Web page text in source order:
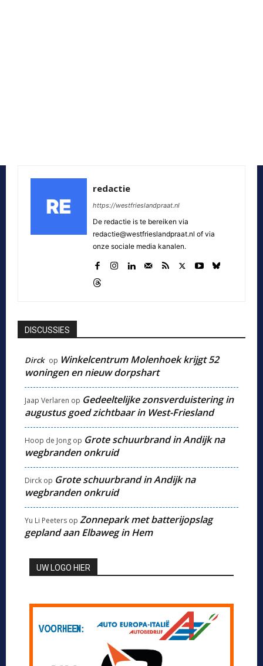
redactie
https://westfrieslandpraat.nl
De redactie is te bereiken via
redactie@westfrieslandpraat.nl of via
onze sociale media kanalen.
DISCUSSIES
Dirck op Winkelcentrum Molenhoek krijgt 52
woningen en nieuw dorpshart
Jaap Verlaren op Gedeeltelijke zonsverduistering in
augustus goed zichtbaar in West-Friesland
Hoop de Jong op Grote schuurbrand in Andijk na
wegbranden onkruid
Dirck op Grote schuurbrand in Andijk na
wegbranden onkruid
Yu Li Peeters op Zonnepark met batterijopslag
gepland aan Elbaweg in Hem
UW LOGO HIER